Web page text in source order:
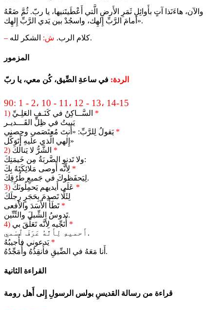
والآن، هاءَنَذا آتٍ بأَوائِلِ ثَمَرِ الأَرضِ الَّتي أَعْطَيتَنيها، يا ربّ. ثُمَّ ضَعْهُ
أَمامَ الرَّبِّ إِلهِك، واسجُدْ بين يَدي الرَّبِّ إِلهِك».
– كلام الرب. ش: الشكر لله.
المزمور
الردة: في ساعةِ الضِّيق، كُن معي، يا ربّ
90: 1 - 2، 10 - 11، 12 - 13، 14-15
1)
*
يَبيتُ في ظِلِّ القَـــديـر
يَقولُ لِلرَّبِّ: «أَنتَ مُعتَصَمي وحِصني*
إِلٰهي الَّذي علَيهِ أَتَوَكَّل»
2)
*
ولا تَدنو الضَّربَةُ مِن خَيمَتِكَ:
لِأَنَّه أَوصى مَلائِكَتَهُ بِكَ *
لِيَحفَظوكَ في جَميعِ طُرُقِكَ.
3)
*
لِئَلَّا تَصدِمَ بِحَجَرٍ رِجلَكَ
تَطَأُ الأَسَدَ والأَفعى *
تَدوسُ الشِّبلَ والتِّنِّين.
4)
*
أَحميهِ لِأَنَّهُ عَرَفَ ٱسْمي.
يَدعوني فأُجيبُهُ *
أَنا مَعَهُ في الضِّيقِ فأُنقِذُهُ وأُمَجِّدُهُ.
القراءة الثانية
قراءة من رسالة القديسِ بولس الرسولِ إِلى أَهل رومة